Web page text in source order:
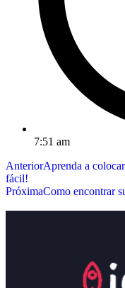
7:51 am
AnteriorAprenda a
fácil!
PróximaComo encontrar